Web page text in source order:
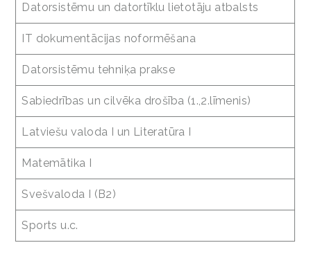
Datorsistēmu un datortīklu lietotāju atbalsts
IT dokumentācijas noformēšana
Datorsistēmu tehniķa prakse
Sabiedrības un cilvēka drošība (1.,2.līmenis)
Latviešu valoda I un Literatūra I
Matemātika I
Svešvaloda I (B2)
Sports u.c.